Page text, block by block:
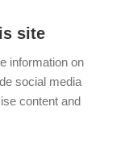
site
information on
social media
content and